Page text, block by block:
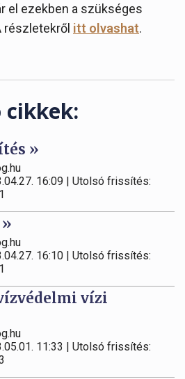
el ezekben a szükséges
részletekről itt olvashat.
cikkek:
»
16:09 | Utolsó frissítés:
16:10 | Utolsó frissítés:
vízi
11:33 | Utolsó frissítés: